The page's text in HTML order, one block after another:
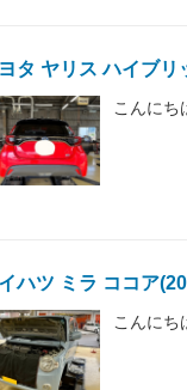
ヨタ ヤリス ハイブ
こんにち
ハツ ミラ ココア
こんにち